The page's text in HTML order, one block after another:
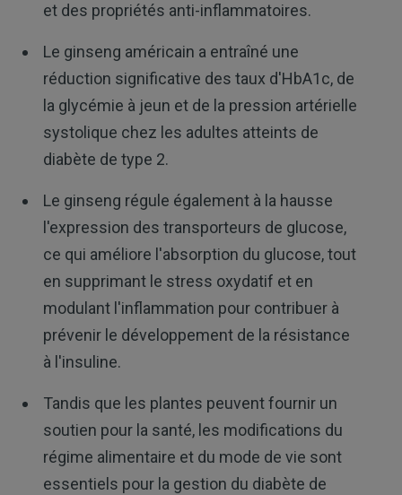
et des propriétés anti-inflammatoires.
Le ginseng américain a entraîné une
réduction significative des taux d'HbA1c, de
la glycémie à jeun et de la pression artérielle
systolique chez les adultes atteints de
diabète de type 2.
Le ginseng régule également à la hausse
l'expression des transporteurs de glucose,
ce qui améliore l'absorption du glucose, tout
en supprimant le stress oxydatif et en
modulant l'inflammation pour contribuer à
prévenir le développement de la résistance
à l'insuline.
Tandis que les plantes peuvent fournir un
soutien pour la santé, les modifications du
régime alimentaire et du mode de vie sont
essentiels pour la gestion du diabète de